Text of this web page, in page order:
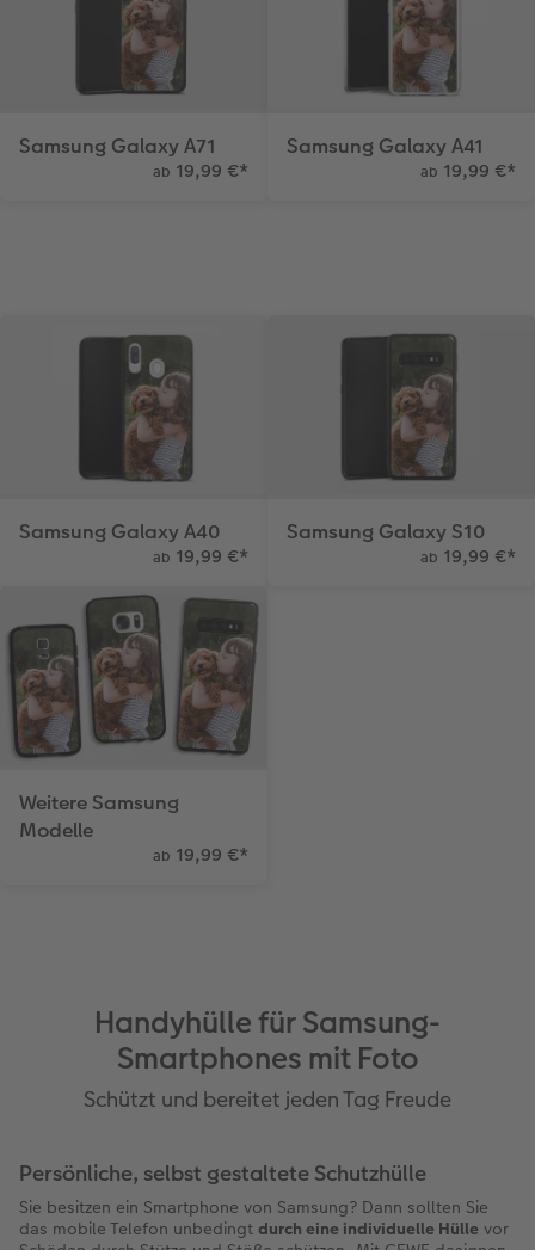
Samsung Galaxy A71
ab 19,99 €*
Samsung Galaxy A41
ab 19,99 €*
Samsung Galaxy A40
ab 19,99 €*
Samsung Galaxy S10
ab 19,99 €*
Weitere Samsung
Modelle
ab 19,99 €*
Handyhülle für Samsung-
Smartphones mit Foto
Schützt und bereitet jeden Tag Freude
Persönliche, selbst gestaltete Schutzhülle
Sie besitzen ein Smartphone von Samsung? Dann sollten Sie
das mobile Telefon unbedingt durch eine individuelle Hülle vor